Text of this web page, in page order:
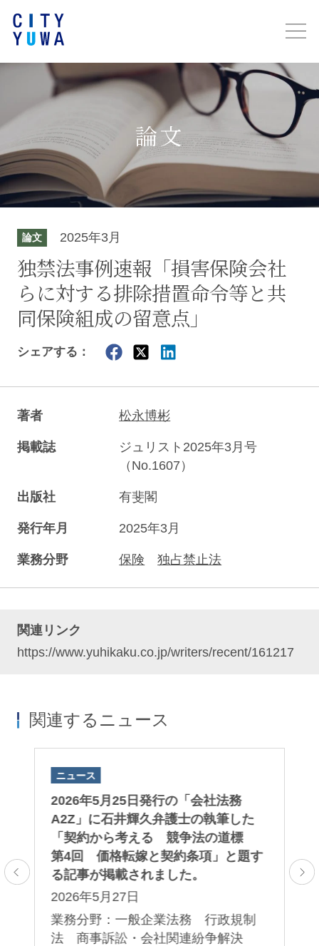
論文
論文 2025年3月
独禁法事例速報「損害保険会社
らに対する排除措置命令等と共
同保険組成の留意点」
シェアする：
著者 松永博彬
掲載誌
ジュリスト2025年3月号
（No.1607）
出版社 有斐閣
発行年月 2025年3月
業務分野 保険 独占禁止法
関連リンク
https://www.yuhikaku.co.jp/writers/recent/161217
関連するニュース
ニュース
2026年5月25日発行の「会社法務
A2Z」に石井輝久弁護士の執筆した
「契約から考える 競争法の道標
第4回 価格転嫁と契約条項」と題す
る記事が掲載されました。
2026年5月27日
業務分野：一般企業法務 行政規制
法 商事訴訟・会社関連紛争解決
業